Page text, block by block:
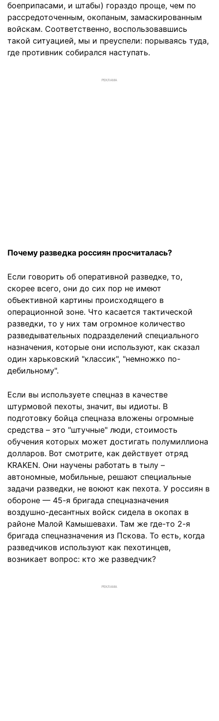
боеприпасами, и штабы) гораздо проще, чем по
рассредоточенным, окопаным, замаскированным
войскам. Соответственно, воспользовавшись
такой ситуацией, мы и преуспели: порываясь туда,
где противник собирался наступать.
РЕКЛАМА
Почему разведка россиян просчиталась?
Если говорить об оперативной разведке, то,
скорее всего, они до сих пор не имеют
объективной картины происходящего в
операционной зоне. Что касается тактической
разведки, то у них там огромное количество
разведывательных подразделений специального
назначения, которые они используют, как сказал
один харьковский "классик", "немножко по-
дебильному".
Если вы используете спецназ в качестве
штурмовой пехоты, значит, вы идиоты. В
подготовку бойца спецназа вложены огромные
средства – это "штучные" люди, стоимость
обучения которых может достигать полумиллиона
долларов. Вот смотрите, как действует отряд
KRAKEN. Они научены работать в тылу –
автономные, мобильные, решают специальные
задачи разведки, не воюют как пехота. У россиян в
обороне — 45-я бригада спецназначения
воздушно-десантных войск сидела в окопах в
районе Малой Камышевахи. Там же где-то 2-я
бригада спецназначения из Пскова. То есть, когда
разведчиков используют как пехотинцев,
возникает вопрос: кто же разведчик?
РЕКЛАМА